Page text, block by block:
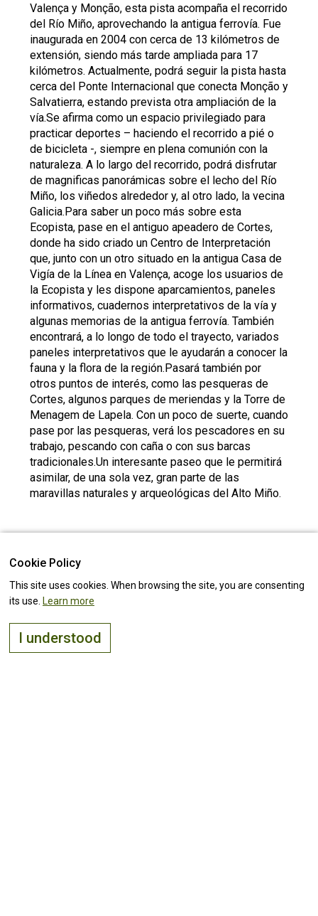
Valença y Monção, esta pista acompaña el recorrido
del Río Miño, aprovechando la antigua ferrovía. Fue
inaugurada en 2004 con cerca de 13 kilómetros de
extensión, siendo más tarde ampliada para 17
kilómetros. Actualmente, podrá seguir la pista hasta
cerca del Ponte Internacional que conecta Monção y
Salvatierra, estando prevista otra ampliación de la
vía.Se afirma como un espacio privilegiado para
practicar deportes – haciendo el recorrido a pié o
de bicicleta -, siempre en plena comunión con la
naturaleza. A lo largo del recorrido, podrá disfrutar
de magnificas panorámicas sobre el lecho del Río
Miño, los viñedos alrededor y, al otro lado, la vecina
Galicia.Para saber un poco más sobre esta
Ecopista, pase en el antiguo apeadero de Cortes,
donde ha sido criado un Centro de Interpretación
que, junto con un otro situado en la antigua Casa de
Vigía de la Línea en Valença, acoge los usuarios de
la Ecopista y les dispone aparcamientos, paneles
informativos, cuadernos interpretativos de la vía y
algunas memorias de la antigua ferrovía. También
encontrará, a lo longo de todo el trayecto, variados
paneles interpretativos que le ayudarán a conocer la
fauna y la flora de la región.Pasará también por
otros puntos de interés, como las pesqueras de
Cortes, algunos parques de meriendas y la Torre de
Menagem de Lapela. Con un poco de suerte, cuando
pase por las pesqueras, verá los pescadores en su
trabajo, pescando con caña o con sus barcas
tradicionales.Un interesante paseo que le permitirá
asimilar, de una sola vez, gran parte de las
maravillas naturales y arqueológicas del Alto Miño.
Cookie Policy
This site uses cookies. When browsing the site, you are consenting
its use. Learn more
I understood